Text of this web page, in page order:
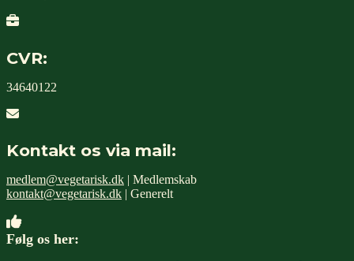
CVR:
34640122
Kontakt os via mail:
medlem@vegetarisk.dk | Medlemskab
kontakt@vegetarisk.dk | Generelt
Følg os her: